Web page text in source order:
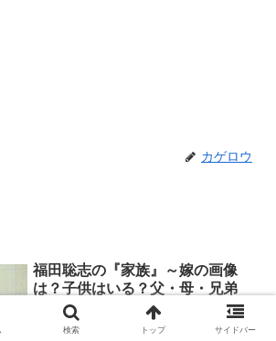
カゲロウ
福田聡志の『家族』～嫁の画像
は？子供はいる？父・母・兄弟
読売ジャイアンツの福田聡志投手が、野
検索 トップ サイドバー